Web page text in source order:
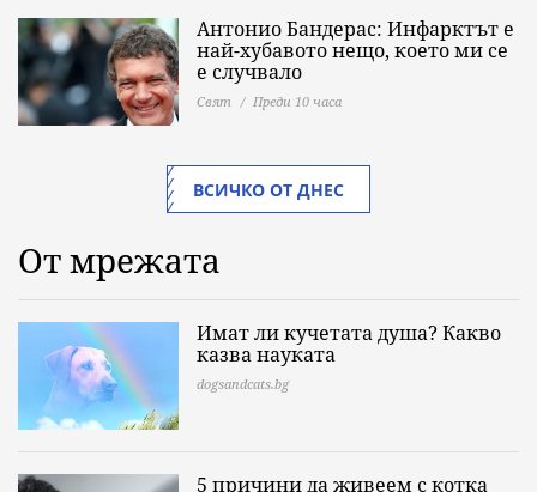
Антонио Бандерас: Инфарктът е
най-хубавото нещо, което ми се
е случвало
Свят Преди 10 часа
ВСИЧКО ОТ ДНЕС
От мрежата
Имат ли кучетата душа? Какво
казва науката
dogsandcats.bg
5 причини да живеем с котка